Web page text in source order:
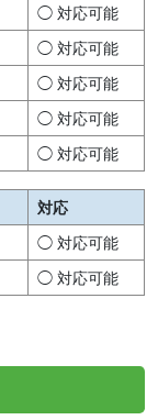
◯ 対応可能
◯ 対応可能
◯ 対応可能
◯ 対応可能
◯ 対応可能
対応
◯ 対応可能
◯ 対応可能